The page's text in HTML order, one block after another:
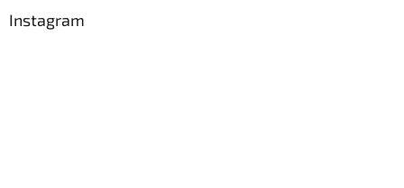
Instagram